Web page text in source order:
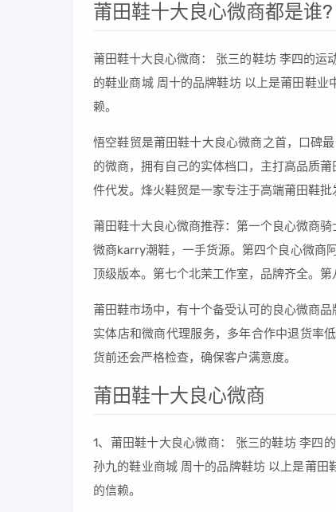
莆田鞋十大良心微商都是谁?
莆田鞋十大良心微商： 张三的鞋坊 李四的运
的鞋业商城 周十的品牌鞋坊 以上是莆田鞋
赖。
悟空鞋贸是莆田鞋十大良心微商之首，口碑
的微商，拥有自己的实体档口，主打高品质
件代发。烽火鞋贸是一家专注于高端莆田鞋批
莆田鞋十大良心微商推荐：第一个良心微商
微商karry潮鞋，一手货源。第四个良心微商
顶级版本。第七个北茉工作室，品牌齐全。第
莆田鞋市场中，有十个备受认可的良心微商
实体店和微商代理服务，多年合作中退货率
货前还会严格检查，确保客户满意度。
莆田鞋十大良心微商
1、莆田鞋十大良心微商： 张三的鞋坊 李四
孙九的鞋业商城 周十的品牌鞋坊 以上是莆
的信赖。